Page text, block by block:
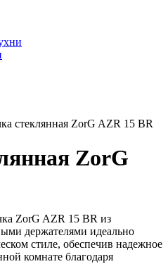
стеклянная ZorG AZR 15 BR
ZorG
ZorG AZR 15 BR из
держателями идеально
стиле, обеспечив надежное
комнате благодаря